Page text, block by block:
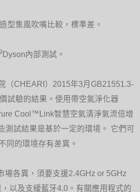
型集風吹嘴比較，標準差。
Dyson內部測試。
（CHEARI）2015年3月GB21551.3-
試驗的結果。使用帶空氣淨化器
Cool™Link智慧空氣清淨氣流倍增
測試結果是基於一定的環境。 它們可
同的環境存有差異。
場各異，須要支援2.4GHz or 5GHz
以及支緩藍牙4.0。有關應用程式的